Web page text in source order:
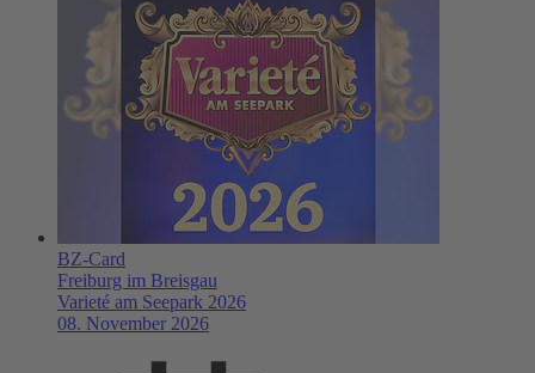
BZ-Card
Freiburg im Breisgau
Varieté am Seepark 2026
08. November 2026